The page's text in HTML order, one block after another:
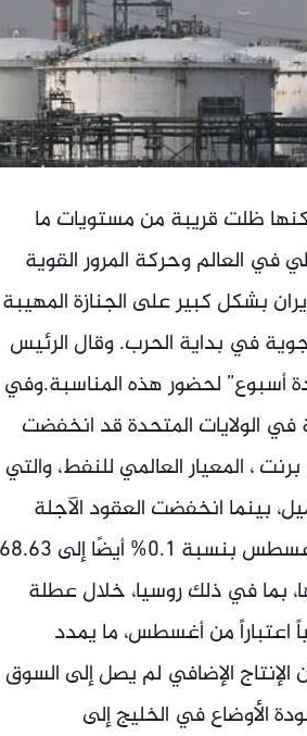
ظلت قريبة من مستويات ما
في العالم وحركة المرور القوية
بشكل كبير على الجنازة المهيبة
في بداية الحرب. وقال الرئيس
أسبوع” لحضور هذه المناسبة.وفي
في الولايات المتحدة قد انخفضت
الآجلة لخام برنت ، المعيار العالمي للنفط، والتي
بنسبة 0.1% إلى 72.03 دولارًا للبرميل، بينما انخفضت العقود الآجلة
لخام غرب تكساس الوسيط الأمريكي التي تنتهي صلاحيتها في أغسطس بنسبة 0.1% أيضًا إلى 68.63
بما في ذلك روسيا، خلال عطلة
بمقدار 188 ألف برميل يومياً اعتباراً من أغسطس، ما يمدد
الإضافي لم يصل إلى السوق
الأوضاع في الخليج إلى